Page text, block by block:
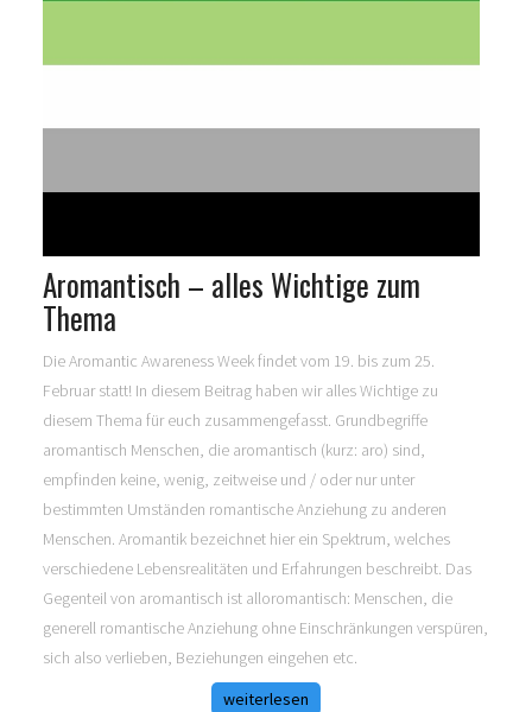
Aromantisch – alles Wichtige zum
Thema
Die Aromantic Awareness Week findet vom 19. bis zum 25.
Februar statt! In diesem Beitrag haben wir alles Wichtige zu
diesem Thema für euch zusammengefasst. Grundbegriffe
aromantisch Menschen, die aromantisch (kurz: aro) sind,
empfinden keine, wenig, zeitweise und / oder nur unter
bestimmten Umständen romantische Anziehung zu anderen
Menschen. Aromantik bezeichnet hier ein Spektrum, welches
verschiedene Lebensrealitäten und Erfahrungen beschreibt. Das
Gegenteil von aromantisch ist alloromantisch: Menschen, die
generell romantische Anziehung ohne Einschränkungen verspüren,
sich also verlieben, Beziehungen eingehen etc.
weiterlesen